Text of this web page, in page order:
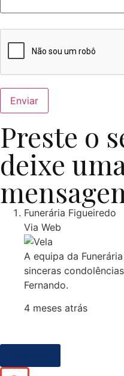
Preste o
deixe
Funerária Figueiredo
Via Web
A equipa da
sinceras
Fernando.
4 meses atrás